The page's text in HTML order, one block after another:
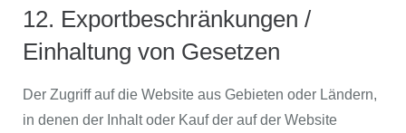
12. Exportbeschränkungen /
Einhaltung von Gesetzen
Der Zugriff auf die Website aus Gebieten oder Ländern,
in denen der Inhalt oder Kauf der auf der Website